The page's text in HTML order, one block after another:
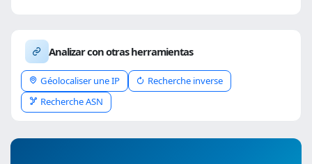
Analizar con otras herramientas
Géolocaliser une IP
Recherche inverse
Recherche ASN